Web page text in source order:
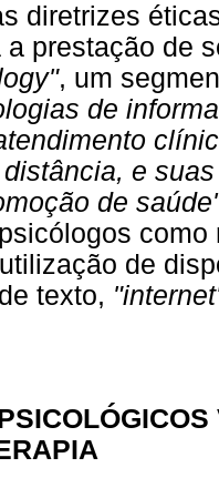
diretrizes
a prestação de
, um
de
e
de
de
texto,